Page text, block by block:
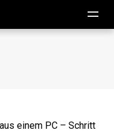
einem PC – Schritt